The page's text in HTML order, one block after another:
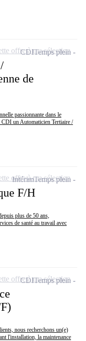
de
passionnante dans le
un Automaticien Tertiaire /
CDITemps plein
offre à ma sélection
F/H
plus de 50 ans,
de santé au travail avec
IntérimTemps plein
offre à ma sélection
nous recherchons un(e)
l'installation, la maintenance
CDITemps plein
offre à ma sélection